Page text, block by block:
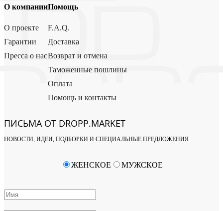
О компании
О проекте
Гарантии
Пресса о нас
Помощь
F.A.Q.
Доставка
Возврат и отмена
Таможенные пошлины
Оплата
Помощь и контакты
ПИСЬМА ОТ DROPP.MARKET
НОВОСТИ, ИДЕИ, ПОДБОРКИ И СПЕЦИАЛЬНЫЕ ПРЕДЛОЖЕНИЯ
ЖЕНСКОЕ МУЖСКОЕ